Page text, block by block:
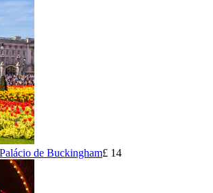
de Buckingham£ 14